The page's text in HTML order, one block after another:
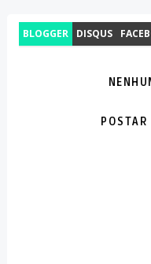
BLOGGER DISQUS